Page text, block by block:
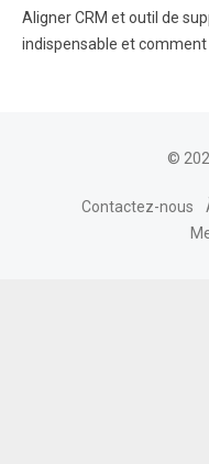
Aligner CRM et outil de
indispensable et comment
©
Contactez-nous